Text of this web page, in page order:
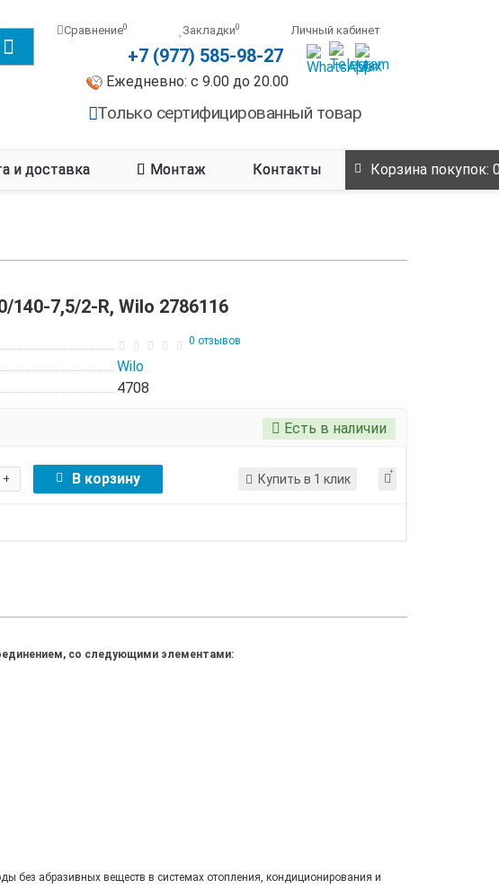
Сравнение0 Закладки0 Личный кабинет
+7 (977) 585-98-27
Ежедневно: с 9.00 до 20.00
Только сертифицированный товар
и доставка Монтаж Контакты Корзина покупок:
140-7,5/2-R, Wilo 2786116
0 отзывов
Wilo
4708
Есть в наличии
+ В корзину Купить в 1 клик
со следующими элементами:
без абразивных веществ в системах отопления, кондиционирования и